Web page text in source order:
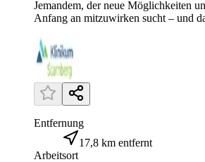
Jemandem, der neue Möglichkeiten
Anfang an mitzuwirken sucht – und
Entfernung
17,8 km entfernt
Arbeitsort